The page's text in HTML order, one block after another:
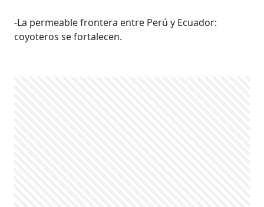
-La permeable frontera entre Perú y Ecuador:
coyoteros se fortalecen.